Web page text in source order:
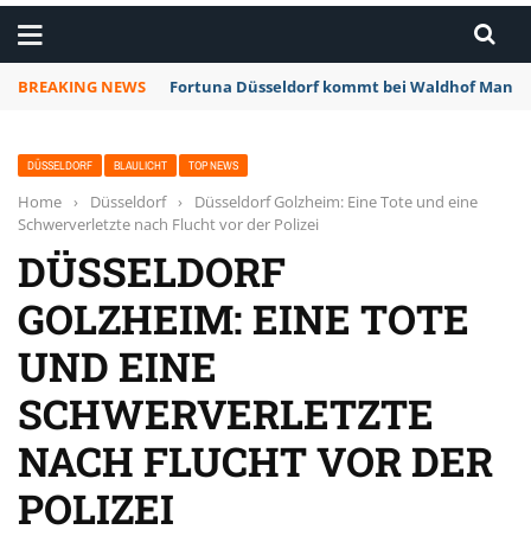
BREAKING NEWS Fortuna Düsseldorf kommt bei Waldhof
DÜSSELDORF BLAULICHT TOP NEWS
Home › Düsseldorf ›
Düsseldorf Golzheim: Eine Tote und eine
Schwerverletzte nach Flucht vor der Polizei
DÜSSELDORF
GOLZHEIM: EINE TOTE
UND EINE
SCHWERVERLETZTE
NACH FLUCHT VOR DER
POLIZEI